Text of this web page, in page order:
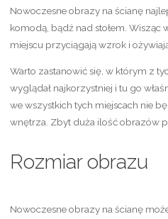
Nowoczesne obrazy na ścianę
komodą, bądź nad stołem. Wisząc
miejscu przyciągają wzrok i
Warto zastanowić się, w którym z
wyglądał najkorzystniej i tu go
we wszystkich tych miejscach nie
wnętrza. Zbyt duża ilość obrazów
Rozmiar obrazu
Nowoczesne obrazy na ścianę